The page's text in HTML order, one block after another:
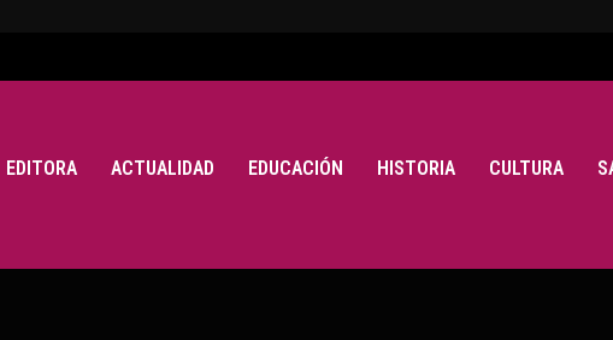
EDITORA ACTUALIDAD EDUCACIÓN HISTORIA CULTURA